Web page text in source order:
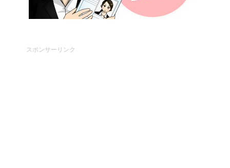
スポンサーリンク